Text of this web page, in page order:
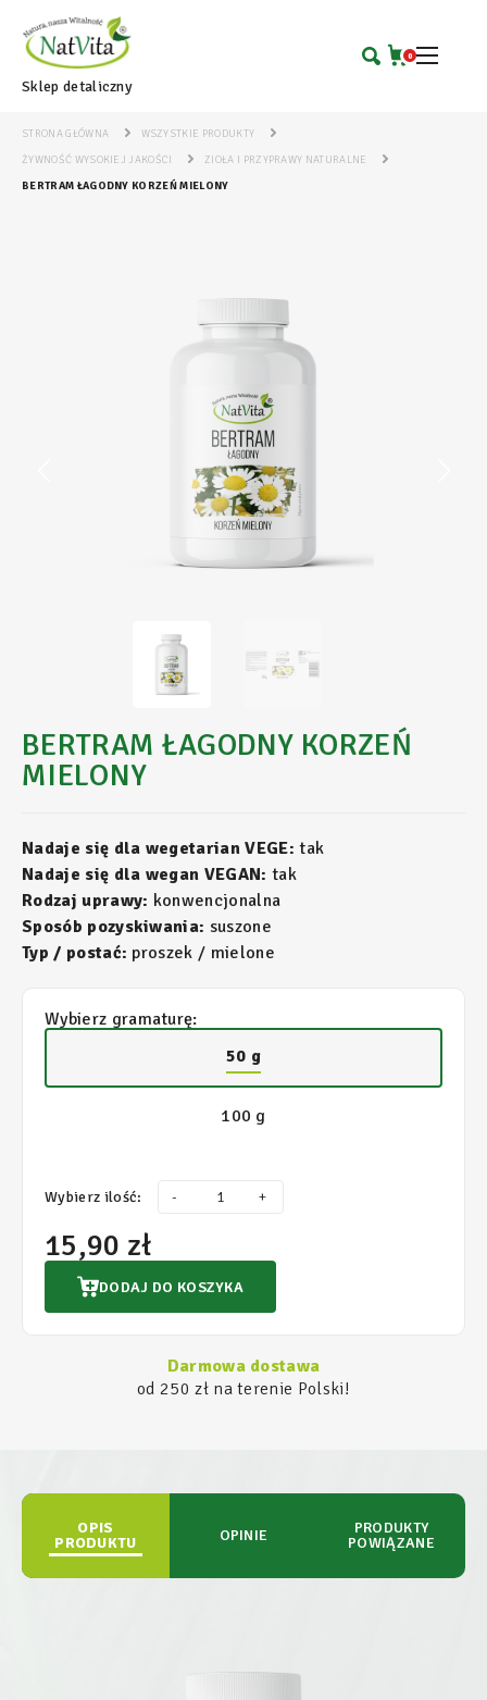
Sklep detaliczny
0
STRONA GŁÓWNA
WSZYSTKIE PRODUKTY
ŻYWNOŚĆ WYSOKIEJ JAKOŚCI
ZIOŁA I PRZYPRAWY NATURALNE
BERTRAM ŁAGODNY KORZEŃ MIELONY
BERTRAM ŁAGODNY KORZEŃ
MIELONY
Nadaje się dla wegetarian VEGE: tak
Nadaje się dla wegan VEGAN: tak
Rodzaj uprawy: konwencjonalna
Sposób pozyskiwania: suszone
Typ / postać: proszek / mielone
Wybierz gramaturę:
50 g
100 g
Wybierz ilość: - +
15,90 zł
DODAJ DO KOSZYKA
Darmowa dostawa
od 250 zł na terenie Polski!
OPIS
PRODUKTU
OPINIE
PRODUKTY
POWIĄZANE